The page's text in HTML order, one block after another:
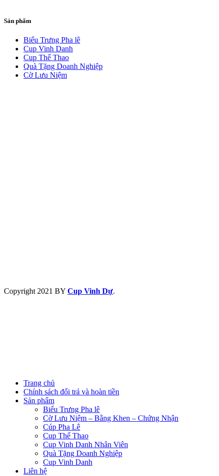
Sản phẩm
Biểu Trưng Pha lê
Cup Vinh Danh
Cup Thể Thao
Quà Tặng Doanh Nghiệp
Cờ Lưu Niệm
Copyright 2021 BY Cup Vinh Dự.
Trang chủ
Chính sách đổi trả và hoàn tiền
Sản phẩm
Biểu Trưng Pha lê
Cờ Lưu Niệm – Bằng Khen – Chứng Nhận
Cúp Pha Lê
Cup Thể Thao
Cup Vinh Danh Nhân Viên
Quà Tặng Doanh Nghiệp
Cup Vinh Danh
Liên hệ